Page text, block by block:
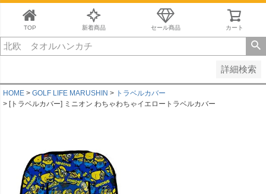
TOP 新着商品 セール商品 カート
詳細検索
キーワードヒット順
HOME GOLF LIFE MARUSHIN
トラベルカバー
[トラベルカバー] ミニオン わちゃわちゃイエロートラベルカバー